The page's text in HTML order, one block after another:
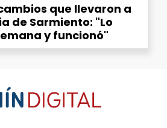
que llevaron a
de Sarmiento: "Lo
y funcionó"